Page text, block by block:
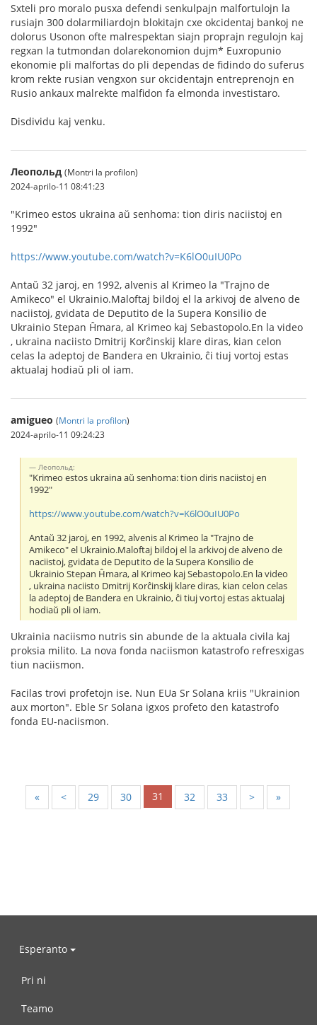
Sxteli pro moralo pusxa defendi senkulpajn malfortulojn la
rusiajn 300 dolarmiliardojn blokitajn cxe okcidentaj bankoj ne
dolorus Usonon ofte malrespektan siajn proprajn regulojn kaj
regxan la tutmondan dolarekonomion dujm* Euxropunio
ekonomie pli malfortas do pli dependas de fidindo do suferus
krom rekte rusian vengxon sur okcidentajn entreprenojn en
Rusio ankaux malrekte malfidon fa elmonda investistaro.
Disdividu kaj venku.
Леопольд (Montri la profilon)
2024-aprilo-11 08:41:23
"Krimeo estos ukraina aŭ senhoma: tion diris naciistoj en
1992"
https://www.youtube.com/watch?v=K6lO0uIU0Po
Antaŭ 32 jaroj, en 1992, alvenis al Krimeo la "Trajno de
Amikeco" el Ukrainio.Maloftaj bildoj el la arkivoj de alveno de
naciistoj, gvidata de Deputito de la Supera Konsilio de
Ukrainio Stepan Ĥmara, al Krimeo kaj Sebastopolo.En la video
, ukraina naciisto Dmitrij Korĉinskij klare diras, kian celon
celas la adeptoj de Bandera en Ukrainio, ĉi tiuj vortoj estas
aktualaj hodiaŭ pli ol iam.
amigueo (Montri la profilon)
2024-aprilo-11 09:24:23
Леопольд:
"Krimeo estos ukraina aŭ senhoma: tion diris naciistoj en
1992"
https://www.youtube.com/watch?v=K6lO0uIU0Po
Antaŭ 32 jaroj, en 1992, alvenis al Krimeo la "Trajno de
Amikeco" el Ukrainio.Maloftaj bildoj el la arkivoj de alveno de
naciistoj, gvidata de Deputito de la Supera Konsilio de
Ukrainio Stepan Ĥmara, al Krimeo kaj Sebastopolo.En la video
, ukraina naciisto Dmitrij Korĉinskij klare diras, kian celon celas
la adeptoj de Bandera en Ukrainio, ĉi tiuj vortoj estas aktualaj
hodiaŭ pli ol iam.
Ukrainia naciismo nutris sin abunde de la aktuala civila kaj
proksia milito. La nova fonda naciismon katastrofo refresxigas
tiun naciismon.
Facilas trovi profetojn ise. Nun EUa Sr Solana kriis "Ukrainion
aux morton". Eble Sr Solana igxos profeto den katastrofo
fonda EU-naciismon.
« < 29 30 31 32 33 > »
Esperanto
Pri ni
Teamo